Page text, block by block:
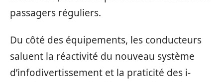
passagers réguliers.
Du côté des équipements, les conducteurs
saluent la réactivité du nouveau système
d’infodivertissement et la praticité des i-